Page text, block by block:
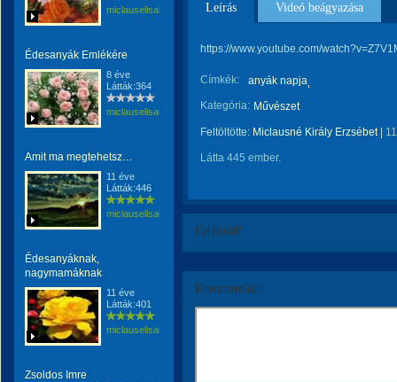
miclauselisabeta
Édesanyák Emlékére
8 éve
Látták:364
miclauselisabeta
Amit ma megtehetsz…
11 éve
Látták:446
miclauselisabeta
Édesanyáknak,
nagymamáknak
11 éve
Látták:401
miclauselisabeta
Zsoldos Imre
Leírás Videó beágyazása
https://www.youtube.com/
Címkék:
anyák napja
Kategória: Művészet
Feltöltötte: Miclausné Király Erzsébet|
Látta 445 ember.
Értékeld!
Kommentáld!